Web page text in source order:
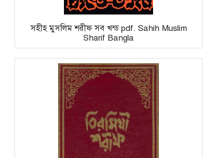
সহীহ মুসলিম শরীফ সব খন্ড pdf. Sahih Muslim
Sharif Bangla